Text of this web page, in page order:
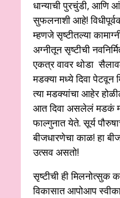
धान्याची पुरचुंडी, आणि
सुफलनाशी आहे!
म्हणजे सृष्टीतल्या
अग्नीतून सृष्टीची
एकत्र वावर थोडा
मडक्या मध्ये दिवा
त्या मडक्यांचा आहेर
आत दिवा असलेलं मडकं
फाल्गुनात येते. सूर्य
बीजधारणेचा काळ! हा
उत्सव असतो!
सृष्टीची ही मिलनोत्सुक
विकासात आपोआप